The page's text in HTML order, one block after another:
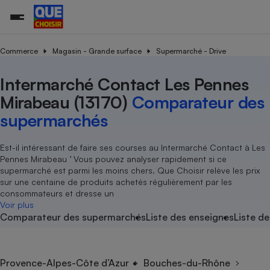
Commerce Magasin - Grande surface Supermarché - Drive
Intermarché Contact Les Pennes
Mirabeau (13170) Comparateur des
supermarchés
Est-il intéressant de faire ses courses au Intermarché Contact à Les
Pennes Mirabeau ’ Vous pouvez analyser rapidement si ce
supermarché est parmi les moins chers. Que Choisir relève les prix
sur une centaine de produits achetés régulièrement par les
consommateurs et dresse un
Voir plus
Comparateur des supermarchésListe des enseignesListe
Provence-Alpes-Côte d’Azur
Bouches-du-Rhône
Additifs
Agriculture
Produit alimentaire
Achat - Vente - Location
Carburant
Magasin - Grande surface
Marketing - Fidélisation
Organismes de défense
Système judiciairegratuit
Air
Eau
Achat - Vente - Travaux
Location
Sport
Vacances - Tourisme
électrique
Démarche administrative
Senior
Service marchand
Train
Transport aérien
Toutes les actualités
Enquêtes
Guides d'achat
Conseils
Brèves
Tous les services
Soumettre un litige
Lettres types
Rencontrer une association locale
Tous nos combats
Nos actions
Nos grandes victoires
Les billets de la présidente
Nos associations locales
Nous rejoindre
En savoir plus sur Que Choisir Ensemble
nous ?
L’association
Nos missions
Notre méthodologie
Notre financement
Nos partenaires
Nous rejoindre